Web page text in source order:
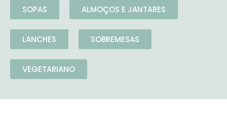
SOPAS ALMOÇOS E JANTARES
LANCHES SOBREMESAS
VEGETARIANO